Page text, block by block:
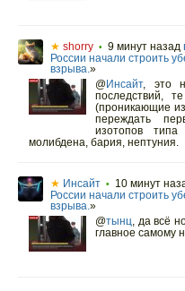
★ shorry • 9 минут назад
России начали строить
взрыва.»
@Инсайт, это
последствий,
(проникающие
переждать
изотопов
молибдена, бария, нептуния.
★ Инсайт • 10 минут
России начали строить
взрыва.»
@тынц, да всё
главное самому